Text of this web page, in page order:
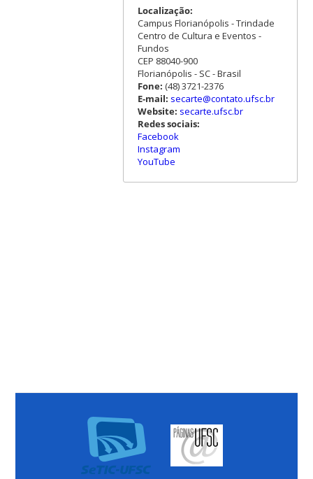
Localização:
Campus Florianópolis - Trindade
Centro de Cultura e Eventos -
Fundos
CEP 88040-900
Florianópolis - SC - Brasil
Fone: (48) 3721-2376
E-mail: secarte@contato.ufsc.br
Website: secarte.ufsc.br
Redes sociais:
Facebook
Instagram
YouTube